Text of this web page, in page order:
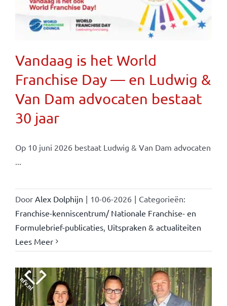
Vandaag is het World
Franchise Day — en Ludwig &
Van Dam advocaten bestaat
30 jaar
Op 10 juni 2026 bestaat Ludwig & Van Dam advocaten
Door Alex Dolphijn | 10-06-2026 | Categorieën:
Franchise-kenniscentrum/ Nationale Franchise- en
Formulebrief-publicaties, Uitspraken & actualiteiten
Lees Meer